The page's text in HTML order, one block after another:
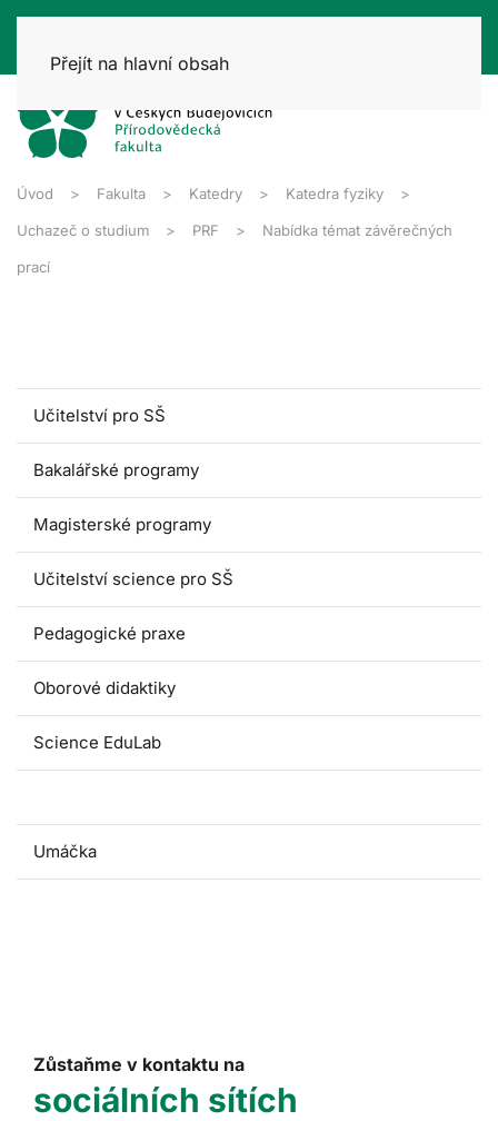
Přejít na hlavní obsah
Úvod Fakulta Katedry Katedra fyziky
Uchazeč o studium PRF Nabídka témat závěrečných
prací
Učitelství pro SŠ
Bakalářské programy
Magisterské programy
Učitelství science pro SŠ
Pedagogické praxe
Oborové didaktiky
Science EduLab
Umáčka
Zůstaňme v kontaktu na
sociálních sítích